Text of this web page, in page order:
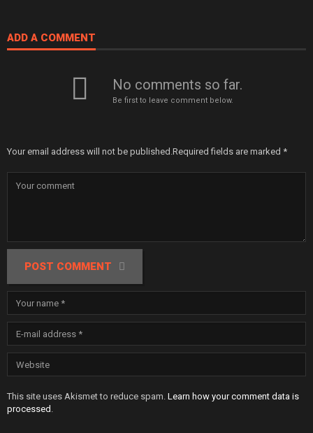
ADD A COMMENT
No comments so far.
Be first to leave comment below.
Your email address will not be published.Required fields are marked *
POST COMMENT
This site uses Akismet to reduce spam. Learn how your comment data is
processed .